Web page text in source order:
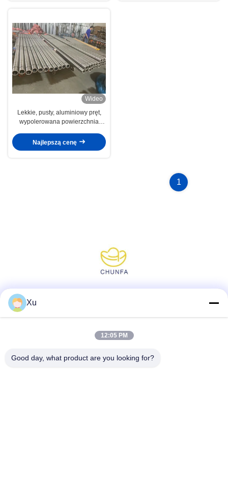
Wideo
Lekkie, pusty, aluminiowy pręt,
wypolerowana powierzchnia
Najlepszą cenę
1
Xu
12:05 PM
Good day, what product are you looking for?